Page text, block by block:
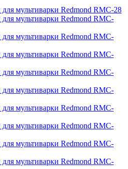
для мультиварки Redmond RMC-28
для мультиварки Redmond RMC-
для мультиварки Redmond RMC-
для мультиварки Redmond RMC-
для мультиварки Redmond RMC-
для мультиварки Redmond RMC-
для мультиварки Redmond RMC-
для мультиварки Redmond RMC-
для мультиварки Redmond RMC-
для мультиварки Redmond RMC-